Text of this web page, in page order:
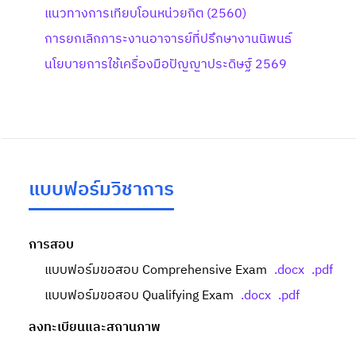
แนวทางการเทียบโอนหน่วยกิต (2560)
การยกเลิกภาระงานอาจารย์ที่ปรึกษางานนิพนธ์
นโยบายการใช้เครื่องมือปัญญาประดิษฐ์ 2569
แบบฟอร์มวิชาการ
การสอบ
แบบฟอร์มขอสอบ Comprehensive Exam .docx .pdf
แบบฟอร์มขอสอบ Qualifying Exam .docx .pdf
ลงทะเบียนและสถานภาพ